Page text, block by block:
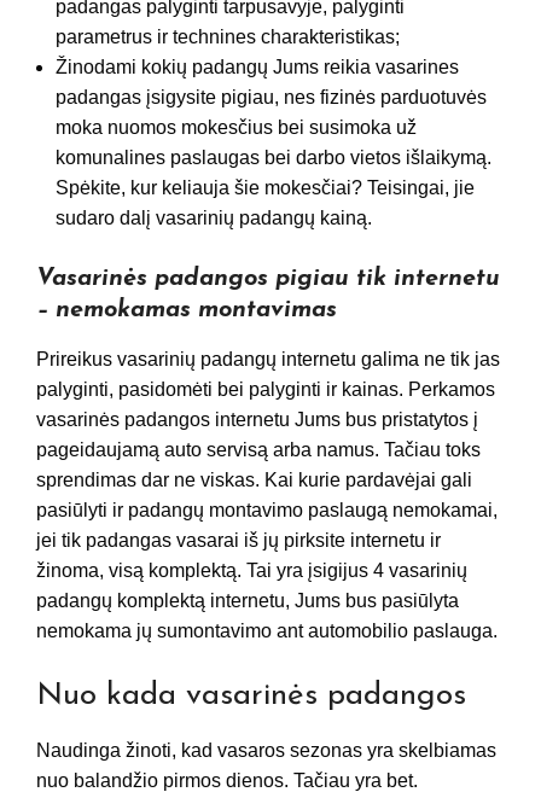
padangas palyginti tarpusavyje, palyginti
parametrus ir technines charakteristikas;
Žinodami kokių padangų Jums reikia vasarines
padangas įsigysite pigiau, nes fizinės parduotuvės
moka nuomos mokesčius bei susimoka už
komunalines paslaugas bei darbo vietos išlaikymą.
Spėkite, kur keliauja šie mokesčiai? Teisingai, jie
sudaro dalį vasarinių padangų kainą.
Vasarinės padangos pigiau tik internetu
– nemokamas montavimas
Prireikus vasarinių padangų internetu galima ne tik jas
palyginti, pasidomėti bei palyginti ir kainas. Perkamos
vasarinės padangos internetu Jums bus pristatytos į
pageidaujamą auto servisą arba namus. Tačiau toks
sprendimas dar ne viskas. Kai kurie pardavėjai gali
pasiūlyti ir padangų montavimo paslaugą nemokamai,
jei tik padangas vasarai iš jų pirksite internetu ir
žinoma, visą komplektą. Tai yra įsigijus 4 vasarinių
padangų komplektą internetu, Jums bus pasiūlyta
nemokama jų sumontavimo ant automobilio paslauga.
Nuo kada vasarinės padangos
Naudinga žinoti, kad vasaros sezonas yra skelbiamas
nuo balandžio pirmos dienos. Tačiau yra bet.